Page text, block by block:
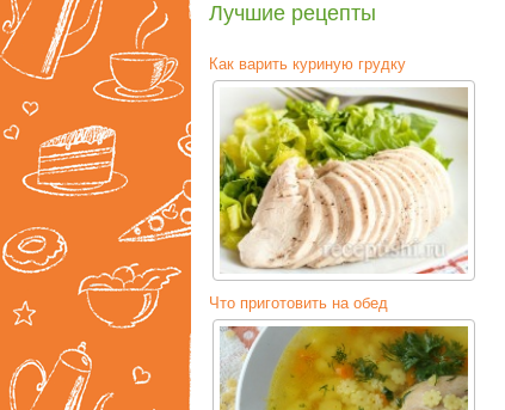
Лучшие рецепты
Как варить куриную грудку
Что приготовить на обед